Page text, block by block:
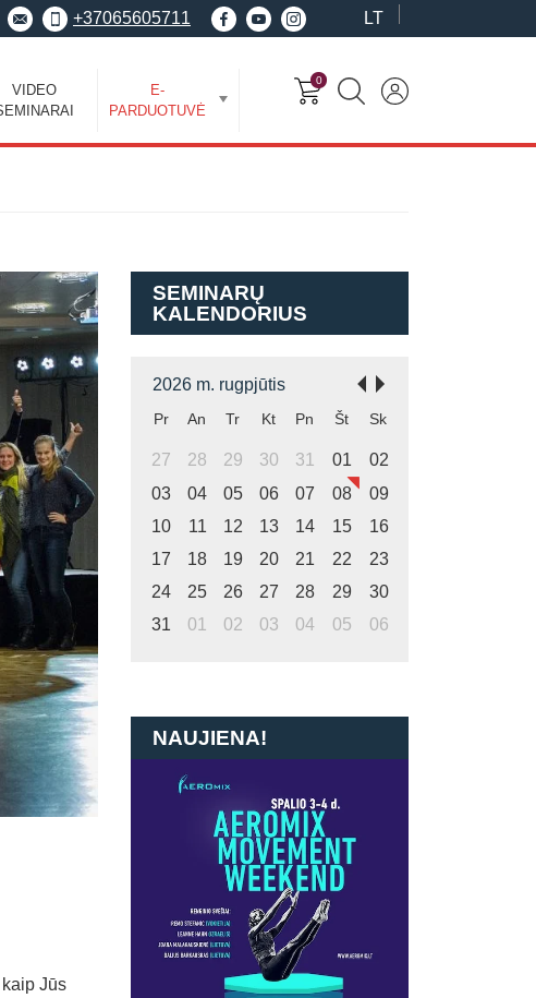
+37065605711 LT
VIDEO
E-
PARDUOTUVĖ
0
Jūs
SEMINARŲ
KALENDORIUS
2026 m. rugpjūtis
Pr An Tr Kt Pn Št Sk
27 28 29 30 31 01
02
03
04 05 06 07 08
09
10
11 12 13 14 15
16
17
18 19 20 21 22
23
24
25 26 27 28 29
30
31
01 02 03 04 05 06
NAUJIENA!